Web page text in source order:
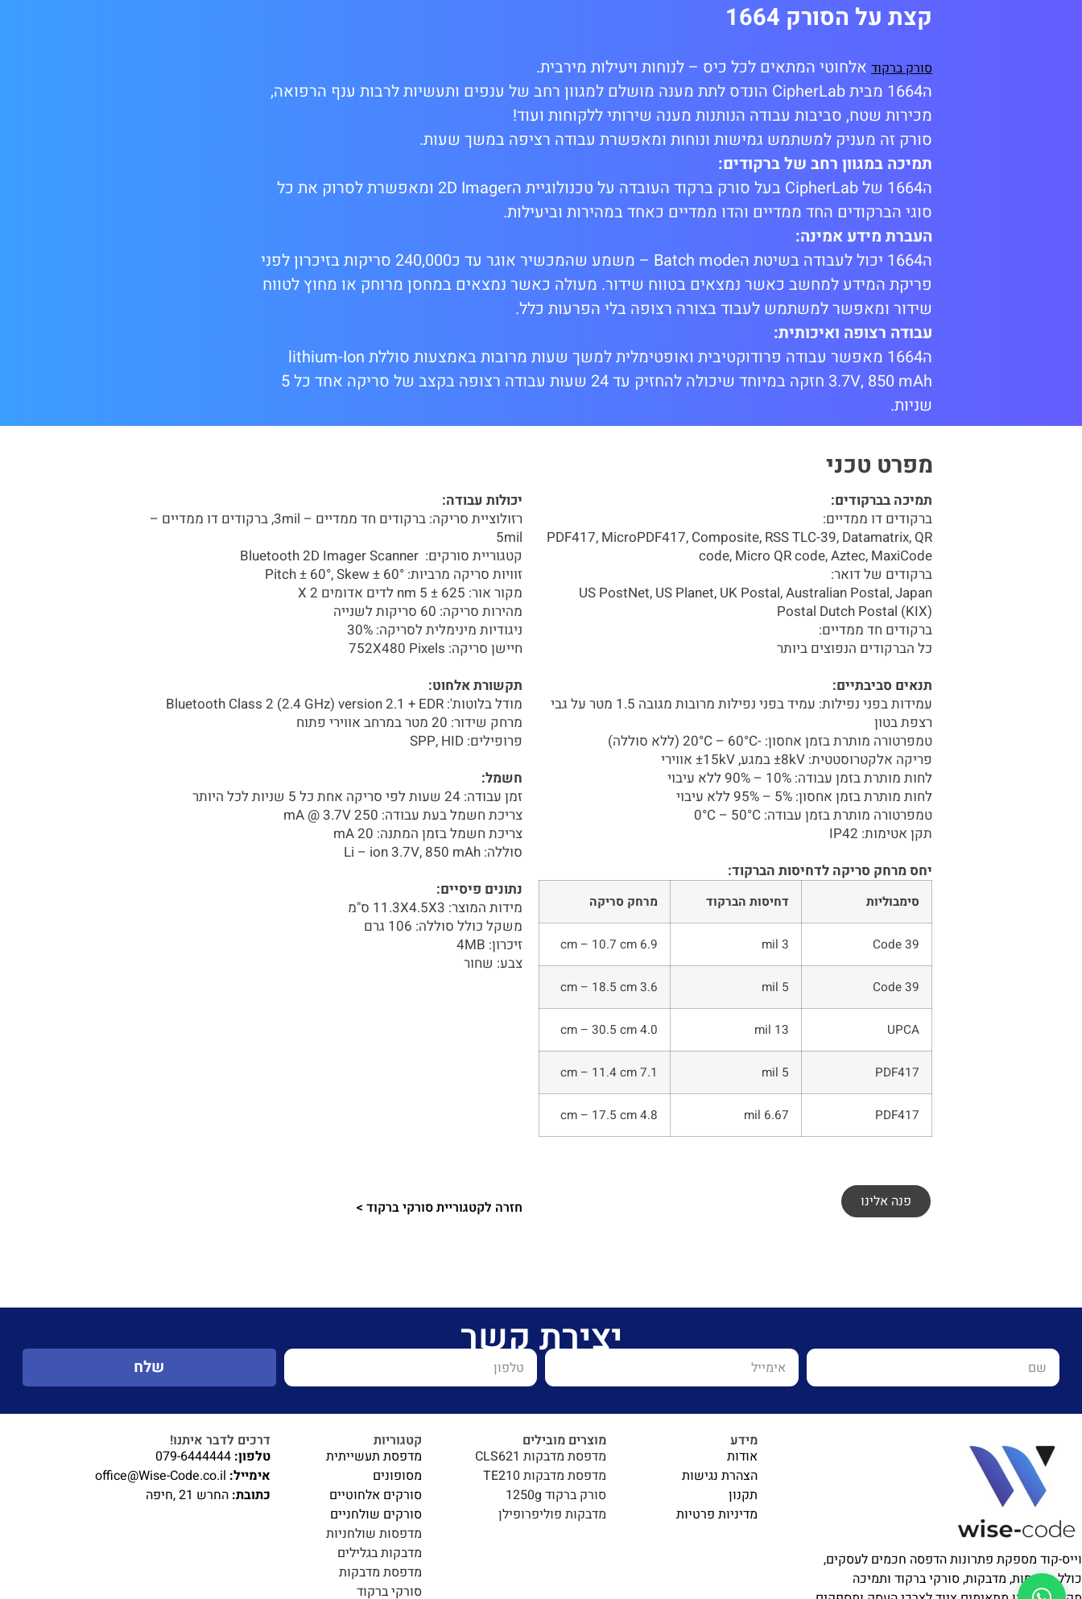
קצת על הסורק 1664
סורק ברקוד אלחוטי המתאים לכל כיס – לנוחות ויעילות מירבית.
ה1664 מבית CipherLab הונדס לתת מענה מושלם למגוון רחב של ענפים ותעשיות לרבות ענף הרפואה,
מכירות שטח, סביבות עבודה הנותנות מענה שירותי ללקוחות ועוד!
סורק זה מעניק למשתמש גמישות ונוחות ומאפשרת עבודה רציפה במשך שעות.
תמיכה במגוון רחב של ברקודים:
ה1664 של CipherLab בעל סורק ברקוד העובדה על טכנולוגיית ה2D Imager ומאפשרת לסרוק את כל
סוגי הברקודים החד ממדיים והדו ממדיים כאחד במהירות וביעילות.
העברת מידע אמינה:
ה1664 יכול לעבודה בשיטת הBatch mode – משמע שהמכשיר אוגר עד כ240,000 סריקות בזיכרון לפני
פריקת המידע למחשב כאשר נמצאים בטווח שידור. מעולה כאשר נמצאים במחסן מרוחק או מחוץ לטווח
שידור ומאפשר למשתמש לעבוד בצורה רצופה בלי הפרעות כלל.
עבודה רצופה ואיכותית:
ה1664 מאפשר עבודה פרודוקטיבית ואופטימלית למשך שעות מרובות באמצעות סוללת lithium-Ion
3.7V, 850 mAh חזקה במיוחד שיכולה להחזיק עד 24 שעות עבודה רצופה בקצב של סריקה אחד כל 5
שניות.
מפרט טכני
תמיכה בברקודים:
ברקודים דו ממדיים:
PDF417, MicroPDF417, Composite, RSS TLC-39, Datamatrix, QR
code, Micro QR code, Aztec, MaxiCode
ברקודים של דואר:
US PostNet, US Planet, UK Postal, Australian Postal, Japan
Postal Dutch Postal (KIX)
ברקודים חד ממדיים:
כל הברקודים הנפוצים ביותר
תנאים סביבתיים:
עמידות בפני נפילות: עמיד בפני נפילות מרובות מגובה 1.5 מטר על גבי
רצפת בטון
טמפרטורה מותרת בזמן אחסון: -20°C – 60°C (ללא סוללה)
פריקה אלקטרוסטטית: ±8kV במגע, ±15kV אווירי
לחות מותרת בזמן עבודה: 10% – 90% ללא עיבוי
לחות מותרת בזמן אחסון: 5% – 95% ללא עיבוי
טמפרטורה מותרת בזמן עבודה: 0°C – 50°C
תקן אטימות: IP42
יחס מרחק סריקה לדחיסות הברקוד:
סימבוליות דחיסות הברקוד מרחק סריקה
Code 39
3 mil
6.9 cm – 10.7 cm
Code 39
5 mil
3.6 cm – 18.5 cm
UPCA
13 mil
4.0 cm – 30.5 cm
PDF417
5 mil
7.1 cm – 11.4 cm
PDF417
6.67 mil
4.8 cm – 17.5 cm
פנה אלינו
יכולות עבודה:
רזולוציית סריקה: ברקודים חד ממדיים – 3mil, ברקודים דו ממדיים –
5mil
קטגוריית סורקים: Bluetooth 2D Imager Scanner
זוויות סריקה מרביות: Pitch ± 60°, Skew ± 60°
מקור אור: 625 ± 5 nm לדים אדומים X 2
מהירות סריקה: 60 סריקות לשנייה
ניגודיות מינימלית לסריקה: 30%
חיישן סריקה: 752X480 Pixels
תקשורת אלחוט:
מודל בלוטות': Bluetooth Class 2 (2.4 GHz) version 2.1 + EDR
מרחק שידור: 20 מטר במרחב אווירי פתוח
פרופילים: SPP, HID
חשמל:
זמן עבודה: 24 שעות לפי סריקה אחת כל 5 שניות לכל היותר
צריכת חשמל בעת עבודה: 250 mA @ 3.7V
צריכת חשמל בזמן המתנה: 20 mA
סוללה: Li – ion 3.7V, 850 mAh
נתונים פיסיים:
מידות המוצר: 11.3X4.5X3 ס"מ
משקל כולל סוללה: 106 גרם
זיכרון: 4MB
צבע: שחור
חזרה לקטגוריית סורקי ברקוד >
יצירת קשר
שלח
וייס-קוד מספקת פתרונות הדפסה חכמים לעסקים,
כולל מדפסות, מדבקות, סורקי ברקוד ותמיכה
מידע
אודות
הצהרת נגישות
תקנון
מדיניות פרטיות
מוצרים מובילים
מדפסת מדבקות CLS621
מדפסת מדבקות TE210
סורק ברקוד 1250g
מדבקות פוליפרופילן
קטגוריות
מדפסת תעשייתית
מסופונים
סורקים אלחוטיים
סורקים שולחניים
מדפסות שולחניות
מדבקות בגלילים
מדפסת מדבקות
סורקי ברקוד
דרכים לדבר איתנו!
טלפון:
אימייל:
כתובת: החרש 21 ,חיפה